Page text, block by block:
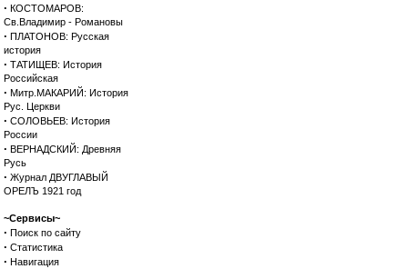
· КОСТОМАРОВ:
Св.Владимир - Романовы
· ПЛАТОНОВ: Русская
история
· ТАТИЩЕВ: История
Российская
· Митр.МАКАРИЙ: История
Рус. Церкви
· СОЛОВЬЕВ: История
России
· ВЕРНАДСКИЙ: Древняя
Русь
· Журнал ДВУГЛАВЫЙ
ОРЕЛЪ 1921 год
~Сервисы~
· Поиск по сайту
· Статистика
· Навигация